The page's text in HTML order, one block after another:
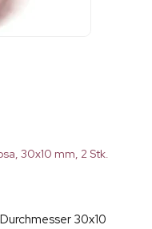
30x10 mm, 2 Stk.
30x10